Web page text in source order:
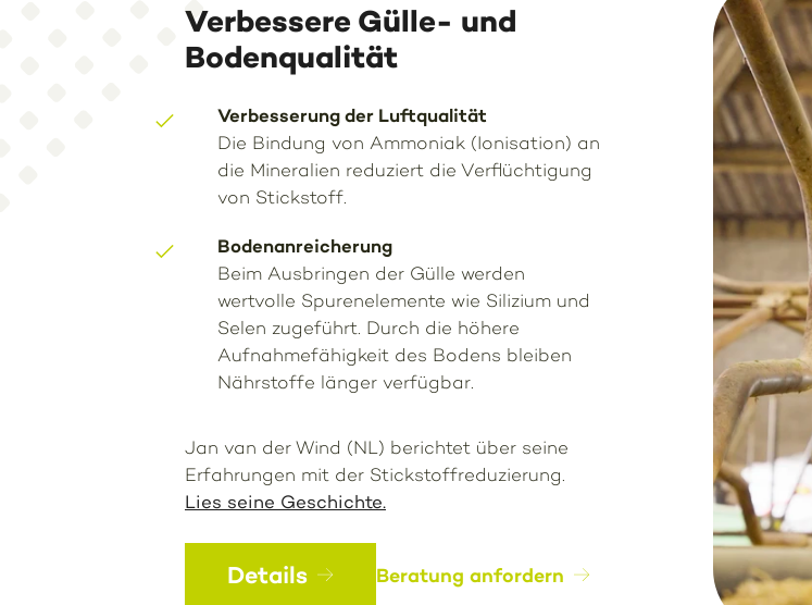
Verbessere Gülle- und
Bodenqualität
Verbesserung der Luftqualität
Die Bindung von Ammoniak (Ionisation) an
die Mineralien reduziert die Verflüchtigung
von Stickstoff.
Bodenanreicherung
Beim Ausbringen der Gülle werden
wertvolle Spurenelemente wie Silizium und
Selen zugeführt. Durch die höhere
Aufnahmefähigkeit des Bodens bleiben
Nährstoffe länger verfügbar.
Jan van der Wind (NL) berichtet über seine
Erfahrungen mit der Stickstoffreduzierung.
Lies seine Geschichte.
Details Beratung anfordern